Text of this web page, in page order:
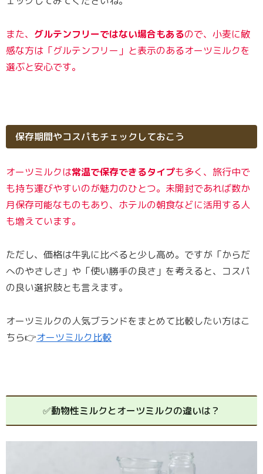
また、 グルテンフリーではない場合もあるので、小麦に敏
感な方は「グルテンフリー」と表示のあるオーツミルクを
選ぶと安心です。
保存期間やコスパもチェックしておこう
オーツミルクは常温で保存できるタイプも多く、旅行中で
も持ち運びやすいのが魅力のひとつ。未開封であれば数か
月保存可能なものもあり、ホテルの朝食などに活用する人
も増えています。
ただし、価格は牛乳に比べると少し高め。ですが「からだ
へのやさしさ」や「使い勝手の良さ」を考えると、コスパ
の良い選択肢とも言えます。
オーツミルクの人気ブランドをまとめて比較したい方はこ
ちら👉オーツミルク比較
✅動物性ミルクとオーツミルクの違いは？